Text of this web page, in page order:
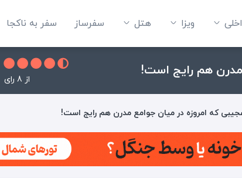
ویزا هتل‌ سفرساز سفر به ناکجا
هم رایج است!
از 8 رای
که امروزه در میان جوامع مدرن هم رایج است!